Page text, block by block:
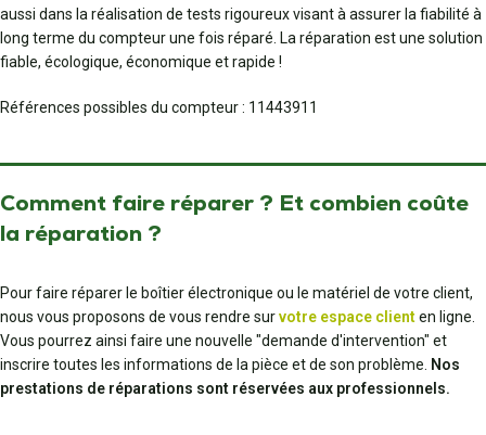
aussi dans la réalisation de tests rigoureux visant à assurer la fiabilité à
long terme du compteur une fois réparé. La réparation est une solution
fiable, écologique, économique et rapide !
Références possibles du compteur : 11443911
Comment faire réparer ? Et combien coûte
la réparation ?
Pour faire réparer le boîtier électronique ou le matériel de votre client,
nous vous proposons de vous rendre survotre espace clienten ligne.
Vous pourrez ainsi faire une nouvelle "demande d'intervention" et
inscrire toutes les informations de la pièce et de son problème. Nos
prestations de réparations sont réservées aux professionnels.